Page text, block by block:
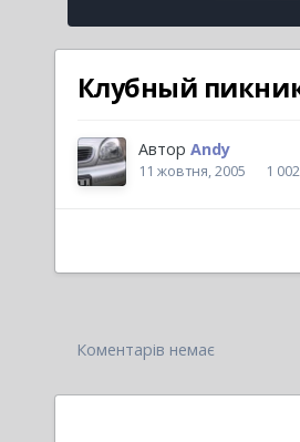
Клубный
Автор Andy
11 жовтня, 2005 1
Коментарів немає